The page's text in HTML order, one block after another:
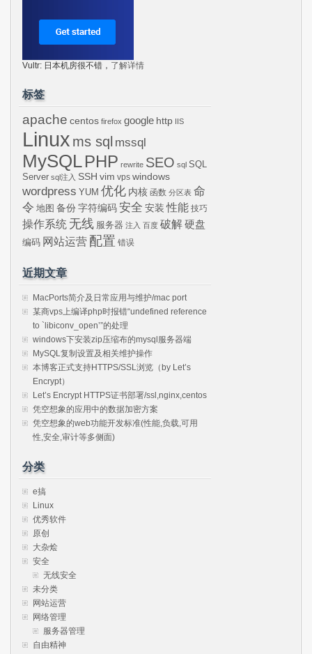
Vultr: 日本机房很不错， 了解详情
标签
apache centos firefox google http IIS
Linux ms sql mssql
MySQLPHP rewrite SEO sql SQL
Server sql注入 SSH vim vps windows
wordpress YUM 优化 内核 函数 分区表 命
令 地图 备份 字符编码 安全 安装 性能 技巧
操作系统 无线 服务器 注入 百度 破解硬盘
编码 网站运营 配置 错误
近期文章
MacPorts简介及日常应用与维护/mac port
某商vps上编译php时报错“undefined reference
to `libiconv_open’”的处理
windows下安装zip压缩布的mysql服务器端
MySQL复制设置及相关维护操作
本博客正式支持HTTPS/SSL浏览（by Let’s
Encrypt）
Let’s Encrypt HTTPS证书部署/ssl,nginx,centos
凭空想象的应用中的数据加密方案
凭空想象的web功能开发标准(性能,负载,可用
性,安全,审计等多侧面)
分类
e搞
Linux
优秀软件
原创
大杂烩
安全
无线安全
未分类
网站运营
网络管理
服务器管理
自由精神